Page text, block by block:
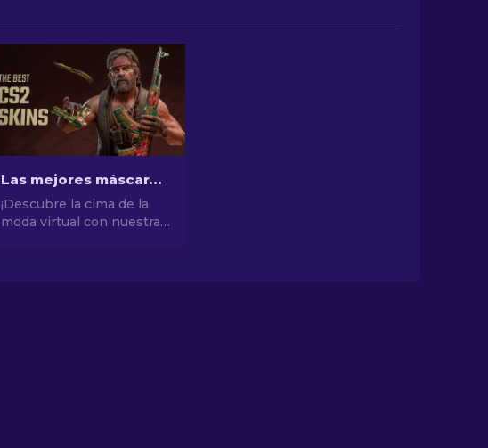
Las mejores máscaras de CS2 [2026]
¡Descubre la cima de la
moda virtual con nuestra